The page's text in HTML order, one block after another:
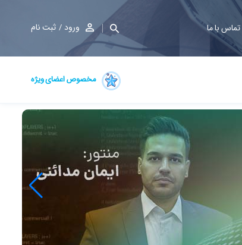
تماس با ما ورود ثبت نام
مخصوص اعضای ویژه